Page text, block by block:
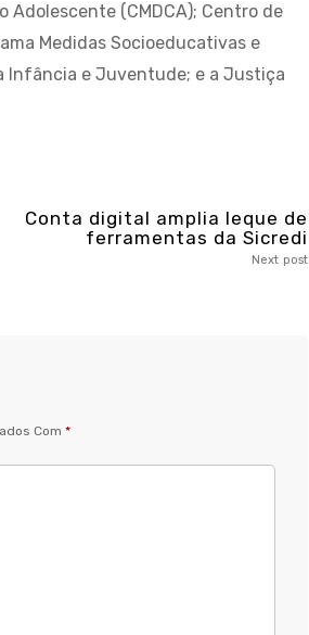
Adolescente (CMDCA); Centro de
Medidas Socioeducativas e
Infância e Juventude; e a Justiça
Conta digital amplia leque de
ferramentas da Sicredi
Next post
Com *